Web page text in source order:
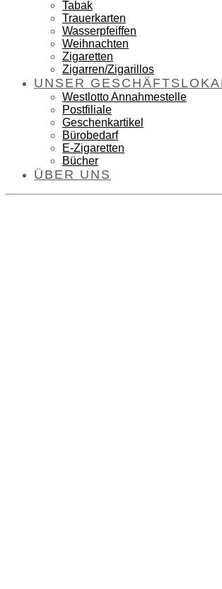
Tabak
Trauerkarten
Wasserpfeiffen
Weihnachten
Zigaretten
Zigarren/Zigarillos
UNSER
Westlotto Annahmestelle
Postfiliale
Geschenkartikel
Bürobedarf
E-Zigaretten
Bücher
ÜBER UNS